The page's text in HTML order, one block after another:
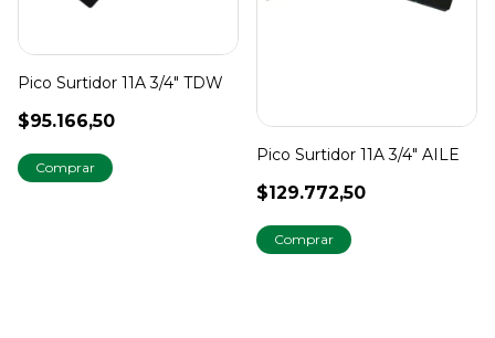
Pico Surtidor 11A 3/4" TDW
$95.166,50
Pico Surtidor 11A 3/4" AILE
$129.772,50